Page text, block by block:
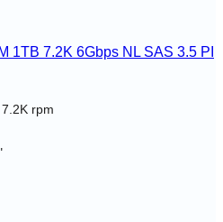
1TB 7.2K 6Gbps NL SAS 3.5 PI
rpm